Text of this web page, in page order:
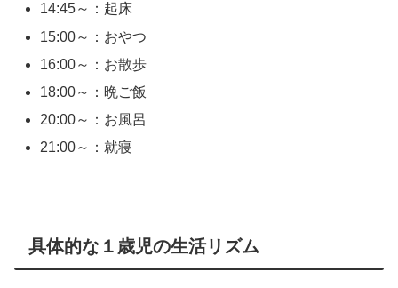
14:45～：起床
15:00～：おやつ
16:00～：お散歩
18:00～：晩ご飯
20:00～：お風呂
21:00～：就寝
具体的な１歳児の生活リズム